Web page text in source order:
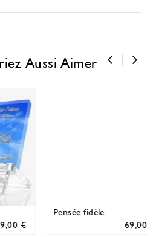
Aussi Aimer
Vierge Marie
69,00 €